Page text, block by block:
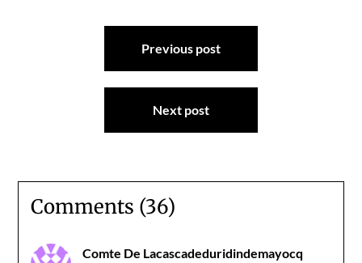
Navigation
Previous post
Next post
Comments (36)
Comte De Lacascadeduridindemayocq